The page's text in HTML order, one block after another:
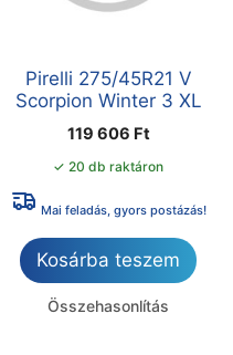
Pirelli 275/45R21 V
Scorpion Winter 3 XL
119 606 Ft
✓ 20 db raktáron
Mai feladás, gyors postázás!
Kosárba teszem
Összehasonlítás